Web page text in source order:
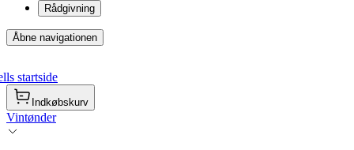
Rådgivning
Åbne navigationen
startside
Indkøbskurv
Vintønder